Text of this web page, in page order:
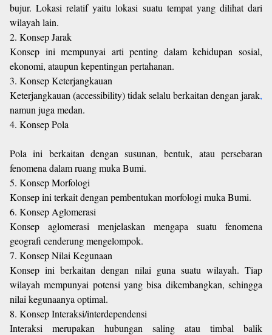
bujur. Lokasi relatif yaitu lokasi suatu tempat yang dilihat dari
wilayah lain.
2. Konsep Jarak
Konsep ini mempunyai arti penting dalam kehidupan sosial,
ekonomi, ataupun kepentingan pertahanan.
3. Konsep Keterjangkauan
Keterjangkauan (accessibility) tidak selalu berkaitan dengan jarak,
namun juga medan.
4. Konsep Pola
Pola ini berkaitan dengan susunan, bentuk, atau persebaran
fenomena dalam ruang muka Bumi.
5. Konsep Morfologi
Konsep ini terkait dengan pembentukan morfologi muka Bumi.
6. Konsep Aglomerasi
Konsep aglomerasi menjelaskan mengapa suatu fenomena
geografi cenderung mengelompok.
7. Konsep Nilai Kegunaan
Konsep ini berkaitan dengan nilai guna suatu wilayah. Tiap
wilayah mempunyai potensi yang bisa dikembangkan, sehingga
nilai kegunaanya optimal.
8. Konsep Interaksi/interdependensi
Interaksi merupakan hubungan saling atau timbal balik